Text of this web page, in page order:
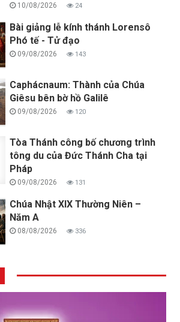
10/08/2026 24
Bài giảng lễ kính thánh Lorensô
Phó tế - Tử đạo
09/08/2026 143
Caphácnaum: Thành của Chúa
Giêsu bên bờ hồ Galilê
09/08/2026 120
Tòa Thánh công bố chương trình
tông du của Đức Thánh Cha tại
Pháp
09/08/2026 131
Chúa Nhật XIX Thường Niên –
Năm A
08/08/2026 336